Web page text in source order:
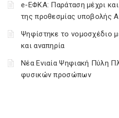
e-ΕΦΚΑ: Παράταση μέχρι
της προθεσμίας υποβολής
Ψηφίστηκε το νομοσχέδιο
και αναπηρία
Νέα Ενιαία Ψηφιακή Πύλη
φυσικών προσώπων